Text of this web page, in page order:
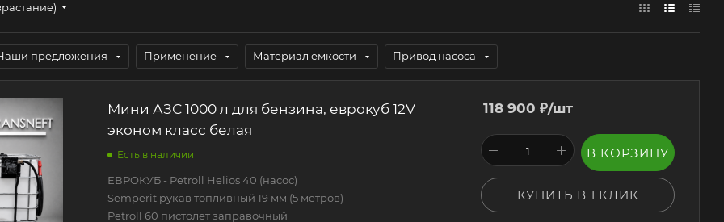
предложения Применение Материал емкости Привод насоса
Мини АЗС 1000 л для бензина, еврокуб 12V
эконом класс белая
Есть в наличии
ЕВРОКУБ - Petroll Helios 40 (насос)
Semperit рукав топливный 19 мм (5 метров)
Petroll 60 пистолет заправочный
118 900 ₽/шт
В КОРЗИНУ
КУПИТЬ В 1 КЛИК